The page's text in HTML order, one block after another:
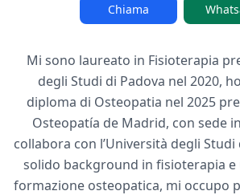
Chiama
Mi sono laureato in Fisioterapia
degli Studi di Padova nel 2020,
diploma di Osteopatia nel 2025
Osteopatía de Madrid, con sede
collabora con l’Università degli Studi
solido background in fisioterapia e
formazione osteopatica, mi occupo